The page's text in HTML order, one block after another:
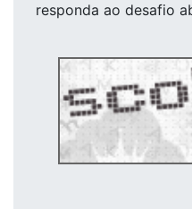
responda ao desafio